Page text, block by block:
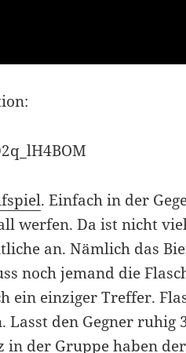
. Einfach in der
werfen. Da ist nicht
an. Nämlich das
noch jemand die
ein einziger Treffer.
Lasst den Gegner ruhig
in der Gruppe haben